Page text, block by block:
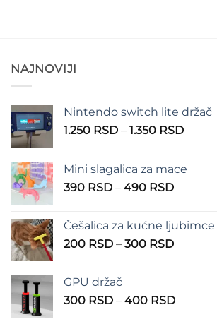
NAJNOVIJI
Nintendo switch lite držač
1.250 RSD – 1.350 RSD
1.250
Mini slagalica za mace
390 RSD – 490 RSDRaspon
390 RSD
do
Češalica za kućne ljubimce
200 RSD – 300 RSDRaspon
do
GPU držač
300 RSD – 400 RSDRaspon